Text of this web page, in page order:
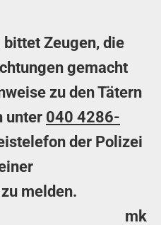
Zeugen, die
gemacht
zu den Tätern
unter 040 4286-
der Polizei
melden.
mk